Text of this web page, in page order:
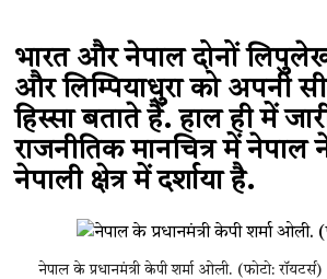
भारत और नेपाल दोनों
और लिम्पियाधुरा को अपनी
हिस्सा बताते हैं. हाल ही में
राजनीतिक मानचित्र में नेपाल
नेपाली क्षेत्र में दर्शाया है.
नेपाल के प्रधानमंत्री केपी शर्मा ओली. (फोटो: रॉयटर्स)